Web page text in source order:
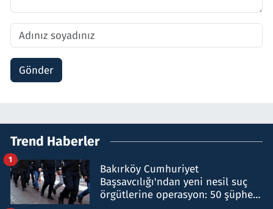
Gönder
Trend Haberler
Bakırköy Cumhuriyet
Başsavcılığı'ndan yeni nesil suç
örgütlerine operasyon: 50 şüpheli
1